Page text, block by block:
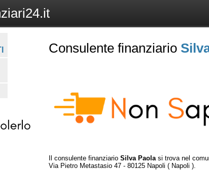
Consulente finanziario
Il consulente finanziario Silva Paola si trova nel
Via Pietro Metastasio 47 - 80125 Napoli ( Napoli ).